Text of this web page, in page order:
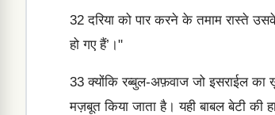
32 दरिया को पार करने के तमाम रास्ते
हो गए हैं’।"
33 क्योंकि रब्बुल-अफ़वाज जो इसराईल
मज़बूत किया जाता है। यही बाबल बेटी